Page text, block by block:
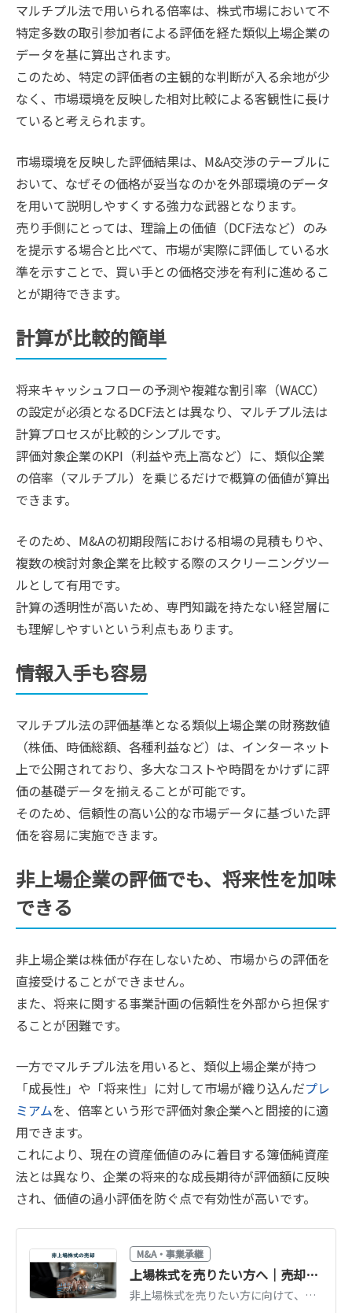
マルチプル法で用いられる倍率は、株式市場において不
特定多数の取引参加者による評価を経た類似上場企業の
データを基に算出されます。
このため、特定の評価者の主観的な判断が入る余地が少
なく、市場環境を反映した相対比較による客観性に長け
ていると考えられます。
市場環境を反映した評価結果は、M&A交渉のテーブルに
おいて、なぜその価格が妥当なのかを外部環境のデータ
を用いて説明しやすくする強力な武器となります。
売り手側にとっては、理論上の価値（DCF法など）のみ
を提示する場合と比べて、市場が実際に評価している水
準を示すことで、買い手との価格交渉を有利に進めるこ
とが期待できます。
計算が比較的簡単
将来キャッシュフローの予測や複雑な割引率（WACC）
の設定が必須となるDCF法とは異なり、マルチプル法は
計算プロセスが比較的シンプルです。
評価対象企業のKPI（利益や売上高など）に、類似企業
の倍率（マルチプル）を乗じるだけで概算の価値が算出
できます。
そのため、M&Aの初期段階における相場の見積もりや、
複数の検討対象企業を比較する際のスクリーニングツー
ルとして有用です。
計算の透明性が高いため、専門知識を持たない経営層に
も理解しやすいという利点もあります。
情報入手も容易
マルチプル法の評価基準となる類似上場企業の財務数値
（株価、時価総額、各種利益など）は、インターネット
上で公開されており、多大なコストや時間をかけずに評
価の基礎データを揃えることが可能です。
そのため、信頼性の高い公的な市場データに基づいた評
価を容易に実施できます。
非上場企業の評価でも、将来性を加味
できる
非上場企業は株価が存在しないため、市場からの評価を
直接受けることができません。
また、将来に関する事業計画の信頼性を外部から担保す
ることが困難です。
一方でマルチプル法を用いると、類似上場企業が持つ
「成長性」や「将来性」に対して市場が織り込んだプレ
ミアムを、倍率という形で評価対象企業へと間接的に適
用できます。
これにより、現在の資産価値のみに着目する簿価純資産
法とは異なり、企業の将来的な成長期待が評価額に反映
され、価値の過小評価を防ぐ点で有効性が高いです。
M&A・事業承継
上場株式を売りたい方へ｜売却の方法・価格の決まり方・税金を専門家が解説
非上場株式を売りたい方に向けて、売却の方法（発行会社・第三者・M&A）、価格の決まり方、税金20.315%の計算を専門家が解説。売却先の探し方も紹介します。